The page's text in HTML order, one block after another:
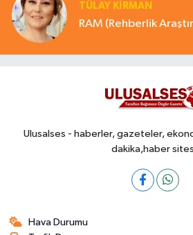
TÜLAY KİRMAN
Ulusalses - haberler, gazeteler,
dakika,haber
Hava Durumu